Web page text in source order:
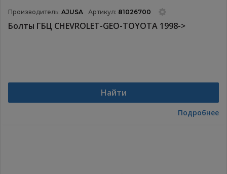
Производитель: AJUSA Артикул: 81026700
Болты ГБЦ CHEVROLET-GEO-TOYOTA 1998->
Найти
Подробнее